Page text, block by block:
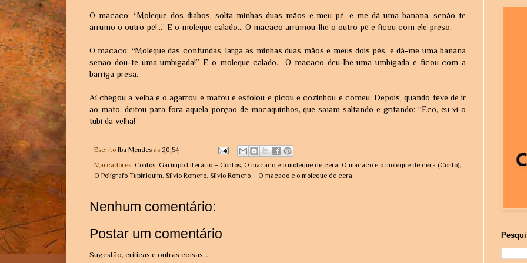
O macaco: “Moleque dos diabos, solta minhas duas mãos e meu pé, e me dá uma banana, senão te
arrumo o outro pé!...” E o moleque calado... O macaco arrumou-lhe o outro pé e ficou com ele preso.
O macaco: “Moleque das confundas, larga as minhas duas mãos e meus dois pés, e dá-me uma banana
senão dou-te uma umbigada!” E o moleque calado... O macaco deu-lhe uma umbigada e ficou com a
barriga presa.
Aí chegou a velha e o agarrou e matou e esfolou e picou e cozinhou e comeu. Depois, quando teve de ir
ao mato, deitou para fora aquela porção de macaquinhos, que saíam saltando e gritando: “Ecô, eu vi o
tubi da velha!”
Escrito Iba Mendes às 20:54
Marcadores: Contos, Garimpo Literário – Contos, O macaco e o moleque de cera, O macaco e o moleque de cera (Conto),
O Polígrafo Tupiniquim, Sílvio Romero, Sílvio Romero – O macaco e o moleque de cera
Nenhum comentário:
Postar um comentário
Sugestão, críticas e outras coisas...